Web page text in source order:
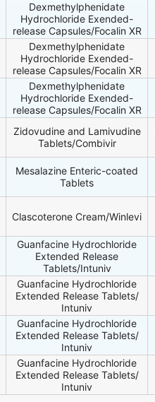
Dexmethylphenidate
Hydrochloride Exended-
release Capsules/Focalin XR
Dexmethylphenidate
Hydrochloride Exended-
release Capsules/Focalin XR
Dexmethylphenidate
Hydrochloride Exended-
release Capsules/Focalin XR
Zidovudine and Lamivudine
Tablets/Combivir
Mesalazine Enteric-coated
Tablets
Clascoterone Cream/Winlevi
Guanfacine Hydrochloride
Extended Release
Tablets/Intuniv
Guanfacine Hydrochloride
Extended Release Tablets/
Intuniv
Guanfacine Hydrochloride
Extended Release Tablets/
Intuniv
Guanfacine Hydrochloride
Extended Release Tablets/
Intuniv